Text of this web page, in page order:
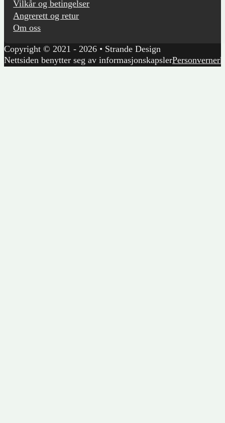
Vilkår og betingelser
Angrerett og retur
Om oss
Copyright © 2021 - 2026 • Strande Design
Nettsiden benytter seg av informasjonskapsler